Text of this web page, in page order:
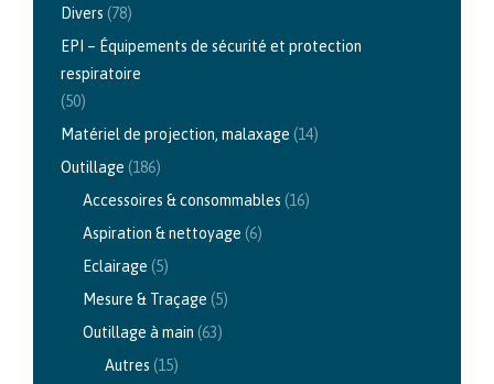
Divers (78)
EPI – Équipements de sécurité et protection
respiratoire
(50)
Matériel de projection, malaxage (14)
Outillage (186)
Accessoires & consommables (16)
Aspiration & nettoyage (6)
Eclairage (5)
Mesure & Traçage (5)
Outillage à main (63)
Autres (15)